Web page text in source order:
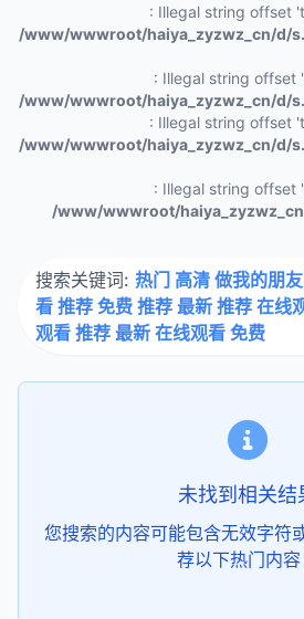
: Illegal string offset
/www/wwwroot/haiya_zyzwz_cn/d/
: Illegal string offset
/www/wwwroot/haiya_zyzwz_cn/d/
: Illegal string offset
/www/wwwroot/haiya_zyzwz_cn/d/
: Illegal string offset
/www/wwwroot/
搜索关键词: 热门 高清 做我的朋
看 推荐 免费 推荐 最新 推荐 在线
观看 推荐 最新 在线观看 免费
未找到相关结
您搜索的内容可能包含无效字符
荐以下热门内容